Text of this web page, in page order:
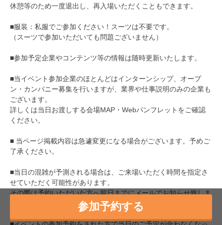
休憩等のため一度退出し、再入場いただくこともできます。
■服装：私服でご参加ください！スーツは不要です。
（スーツで参加いただいても問題ございません）
■参加予定企業やコンテンツ等の情報は随時更新いたします。
■当イベント参加企業のほとんどはインターンシップ、オープ
ン・カンパニー募集を行いますが、業界や仕事説明のみの企業も
ございます。
詳しくは当日お渡しする会場MAP・Webパンフレットをご確認
ください。
■ 当ページ掲載内容は急遽変更になる場合がございます。予めご
了承ください。
■当日の混雑が予測される場合は、ご来場いただく時間を指定さ
せていただく可能性があります。
その際は予約いただいた方へ前日までにメールでお知らせ致しま
参加予約する